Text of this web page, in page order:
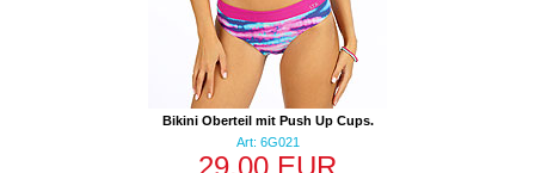
Bikini Oberteil mit Push Up Cups.
Art: 6G021
29.00 EUR